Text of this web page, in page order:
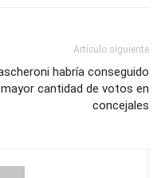
Artículo siguiente
habría conseguido
cantidad de votos en
concejales